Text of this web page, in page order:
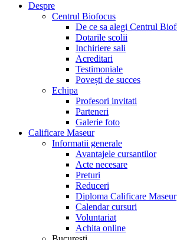
Despre
Centrul Biofocus
De ce sa alegi Centrul
Dotarile scolii
Inchiriere sali
Acreditari
Testimoniale
Povești de succes
Echipa
Profesori invitati
Parteneri
Galerie foto
Calificare Maseur
Informatii generale
Avantajele cursantilor
Acte necesare
Preturi
Reduceri
Diploma Calificare Maseur
Calendar cursuri
Voluntariat
Achita online